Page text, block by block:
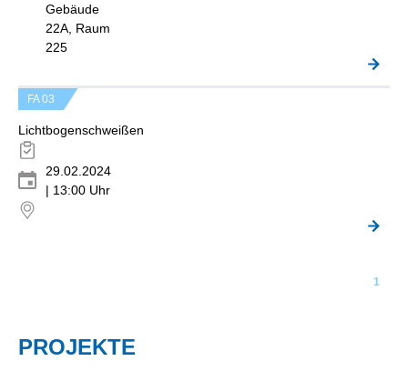
Gebäude
22A, Raum
225
FA 03
Lichtbogenschweißen
29.02.2024
| 13:00 Uhr
1
PROJEKTE